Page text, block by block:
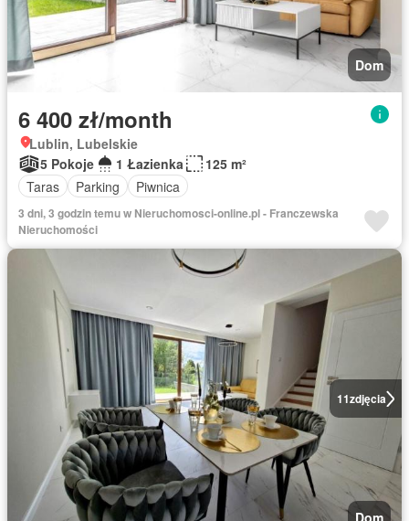
Dom
6 400 zł/month
Lublin, Lubelskie
5 Pokoje
1 Łazienka
125 m²
Taras
Parking Piwnica
3 dni, 3 godzin temu w Nieruchomosci-online.pl - Franczewska
Nieruchomości
11zdjęcia
Dom